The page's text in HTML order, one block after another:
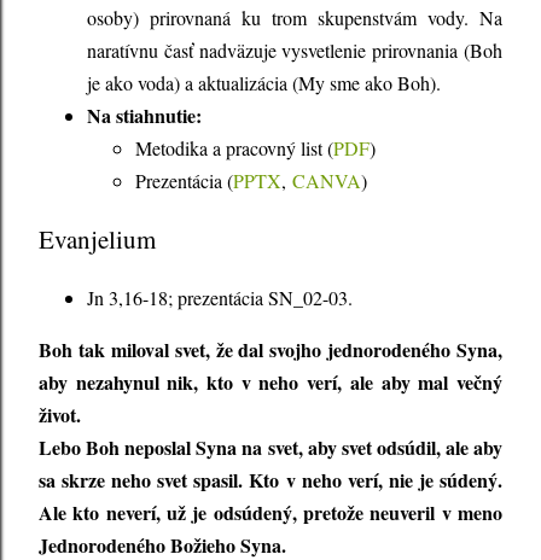
osoby) prirovnaná ku trom skupenstvám vody. Na
naratívnu časť nadväzuje vysvetlenie prirovnania (Boh
je ako voda) a aktualizácia (My sme ako Boh).
Na stiahnutie:
Metodika a pracovný list (PDF)
Prezentácia (PPTX, CANVA)
Evanjelium
Jn 3,16-18; prezentácia SN_02-03.
Boh tak miloval svet, že dal svojho jednorodeného Syna,
aby nezahynul nik, kto v neho verí, ale aby mal večný
život.
Lebo Boh neposlal Syna na svet, aby svet odsúdil, ale aby
sa skrze neho svet spasil. Kto v neho verí, nie je súdený.
Ale kto neverí, už je odsúdený, pretože neuveril v meno
Jednorodeného Božieho Syna.